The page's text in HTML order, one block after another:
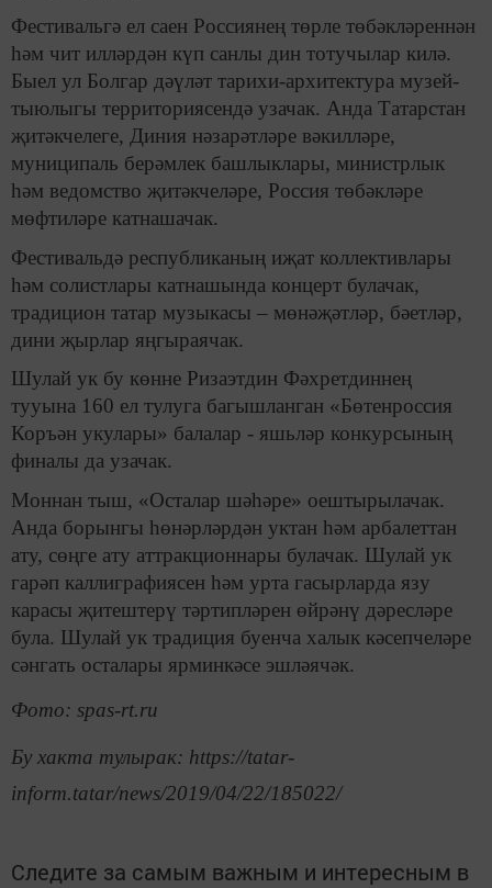
Фестивальгә ел саен Россиянең төрле төбәкләреннән
һәм чит илләрдән күп санлы дин тотучылар килә.
Быел ул Болгар дәүләт тарихи-архитектура музей-
тыюлыгы территориясендә узачак. Анда Татарстан
җитәкчелеге, Диния нәзарәтләре вәкилләре,
муниципаль берәмлек башлыклары, министрлык
һәм ведомство җитәкчеләре, Россия төбәкләре
мөфтиләре катнашачак.
Фестивальдә республиканың иҗат коллективлары
һәм солистлары катнашында концерт булачак,
традицион татар музыкасы – мөнәҗәтләр, бәетләр,
дини җырлар яңгыраячак.
Шулай ук бу көнне Ризаэтдин Фәхретдиннең
тууына 160 ел тулуга багышланган «Бөтенроссия
Коръән укулары» балалар - яшьләр конкурсының
финалы да узачак.
Моннан тыш, «Осталар шәһәре» оештырылачак.
Анда борынгы һөнәрләрдән уктан һәм арбалеттан
ату, сөңге ату аттракционнары булачак. Шулай ук
гарәп каллиграфиясен һәм урта гасырларда язу
карасы җитештерү тәртипләрен өйрәнү дәресләре
була. Шулай ук традиция буенча халык кәсепчеләре
сәнгать осталары ярминкәсе эшләячәк.
Фото: spas-rt.ru
Бу хакта тулырак: https://tatar-
inform.tatar/news/2019/04/22/185022/
Следите за самым важным и интересным в